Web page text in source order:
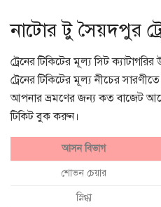
নাটোর টু সৈয়দপুর
ট্রেনের টিকিটের মূল্য সিট
ট্রেনের টিকিটের মূল্য নীচের
আপনার ভ্রমণের জন্য কত বাজেট
টিকিট বুক করুন।
আসন বিভাগ
শোভন চেয়ার
স্নিগ্ধা